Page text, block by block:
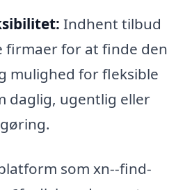
Indhent tilbud
firmaer for at finde den
mulighed for fleksible
daglig, ugentlig eller
som xn--find-